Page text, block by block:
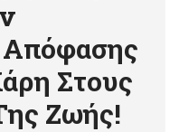
Στους
Ζωής!